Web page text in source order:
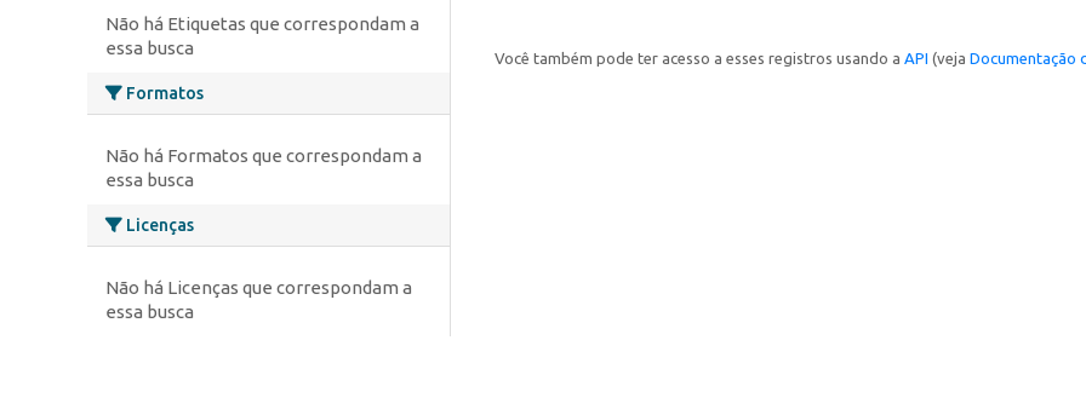
Não há Etiquetas que correspondam a
essa busca
Formatos
Não há Formatos que correspondam a
essa busca
Licenças
Não há Licenças que correspondam a
essa busca
Você também pode ter acesso a esses registros usando a API (veja Documentação